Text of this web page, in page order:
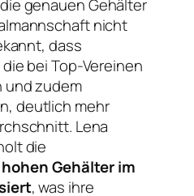
genauen Gehälter
nicht
dass
bei Top-Vereinen
und zudem
deutlich mehr
Lena
die
Gehälter im
, was ihre